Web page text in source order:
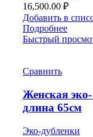
16,500.00 ₽
Добавить в
Подробнее
Быстрый
Сравнить
Женская
длина 65см
Эко-дубленки